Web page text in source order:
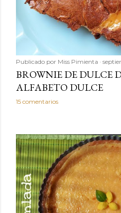
Publicado por Miss Pimienta
BROWNIE DE DULCE
ALFABETO DULCE
15 comentarios